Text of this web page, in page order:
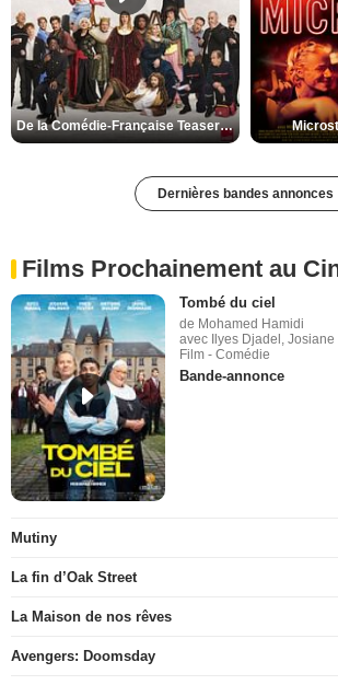
De la Comédie-Française Teaser (3) VF
Dernières bandes annonces
Films Prochainement au
Tombé du ciel
de Mohamed Hamidi
avec Ilyes Djadel, Josiane
Film - Comédie
Bande-annonce
Mutiny
La fin d’Oak Street
La Maison de nos rêves
Avengers: Doomsday